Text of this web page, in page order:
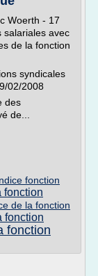
Woerth - 17
salariales avec
de la fonction
syndicales
02/2008
des
de...
fonction
fonction
de la fonction
fonction
fonction